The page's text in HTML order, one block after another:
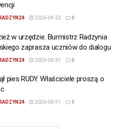
RADZYN24 2026-04-22 0
w urzędzie. Burmistrz Radzynia
zaprasza uczniów do dialogu
RADZYN24 2026-03-31 0
pies RUDY. Właściciele proszą o
RADZYN24 2026-03-31 0